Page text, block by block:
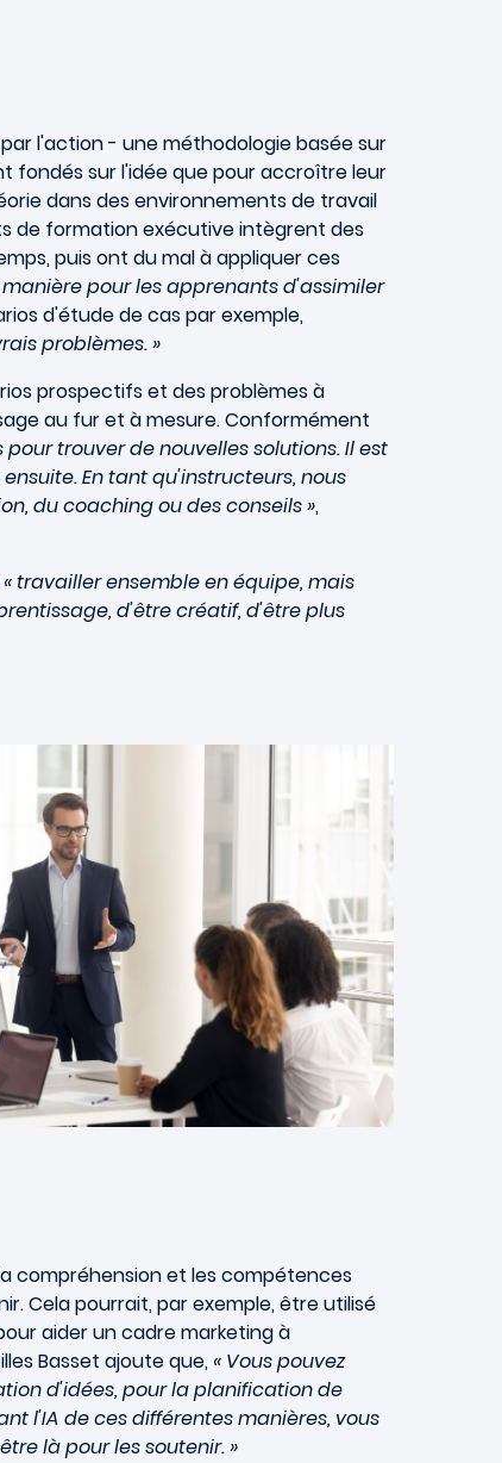
l'action - une méthodologie basée sur
fondés sur l'idée que pour accroître leur
dans des environnements de travail
de formation exécutive intègrent des
puis ont du mal à appliquer ces
pour les apprenants d'assimiler
d'étude de cas par exemple,
problèmes. »
prospectifs et des problèmes à
au fur et à mesure. Conformément
trouver de nouvelles solutions. Il est
En tant qu'instructeurs, nous
du coaching ou des conseils »,
« travailler ensemble en équipe, mais
d'être créatif, d'être plus
compréhension et les compétences
Cela pourrait, par exemple, être utilisé
aider un cadre marketing à
Basset ajoute que,« Vous pouvez
d'idées, pour la planification de
l'IA de ces différentes manières, vous
là pour les soutenir. »